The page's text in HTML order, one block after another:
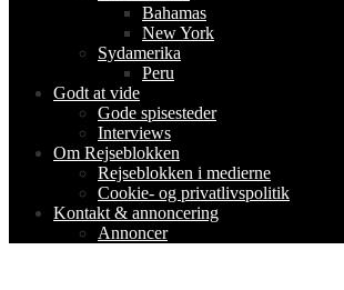
Bahamas
New York
Sydamerika
Peru
Godt at vide
Gode spisesteder
Interviews
Om Rejseblokken
Rejseblokken i medierne
Cookie- og privatlivspolitik
Kontakt & annoncering
Annoncer